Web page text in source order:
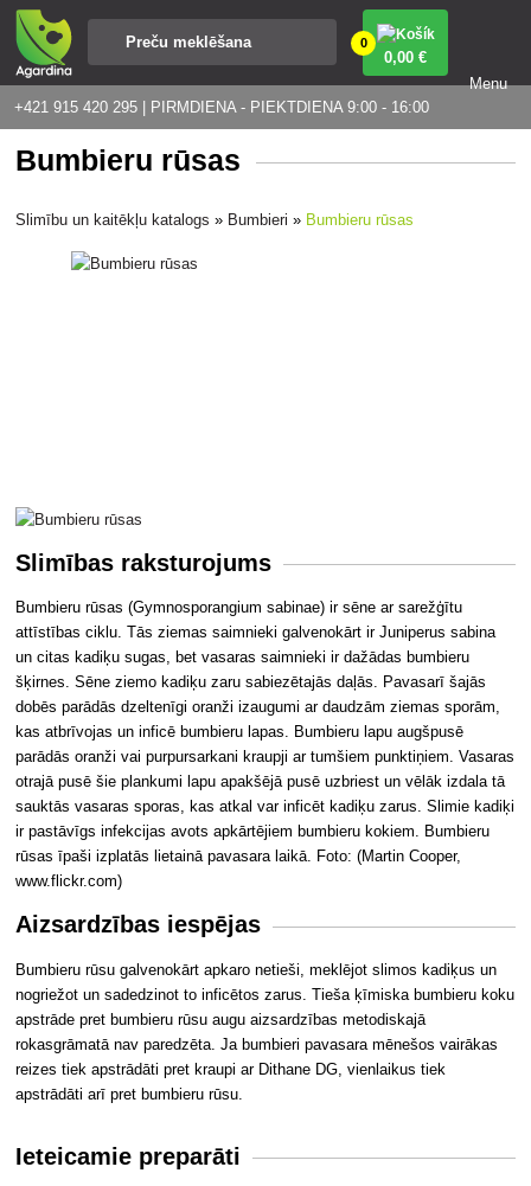
+421 915 420 295 | PIRMDIENA - PIEKTDIENA 9:00 - 16:00
0
0,00 €
Menu
Bumbieru rūsas
Slimību un kaitēkļu katalogs » Bumbieri » Bumbieru rūsas
Slimības raksturojums
Bumbieru rūsas (Gymnosporangium sabinae) ir sēne ar sarežģītu
attīstības ciklu. Tās ziemas saimnieki galvenokārt ir Juniperus sabina
un citas kadiķu sugas, bet vasaras saimnieki ir dažādas bumbieru
šķirnes. Sēne ziemo kadiķu zaru sabiezētajās daļās. Pavasarī šajās
dobēs parādās dzeltenīgi oranži izaugumi ar daudzām ziemas sporām,
kas atbrīvojas un inficē bumbieru lapas. Bumbieru lapu augšpusē
parādās oranži vai purpursarkani kraupji ar tumšiem punktiņiem. Vasaras
otrajā pusē šie plankumi lapu apakšējā pusē uzbriest un vēlāk izdala tā
sauktās vasaras sporas, kas atkal var inficēt kadiķu zarus. Slimie kadiķi
ir pastāvīgs infekcijas avots apkārtējiem bumbieru kokiem. Bumbieru
rūsas īpaši izplatās lietainā pavasara laikā. Foto: (Martin Cooper,
www.flickr.com)
Aizsardzības iespējas
Bumbieru rūsu galvenokārt apkaro netieši, meklējot slimos kadiķus un
nogriežot un sadedzinot to inficētos zarus. Tieša ķīmiska bumbieru koku
apstrāde pret bumbieru rūsu augu aizsardzības metodiskajā
rokasgrāmatā nav paredzēta. Ja bumbieri pavasara mēnešos vairākas
reizes tiek apstrādāti pret kraupi ar Dithane DG, vienlaikus tiek
apstrādāti arī pret bumbieru rūsu.
Ieteicamie preparāti